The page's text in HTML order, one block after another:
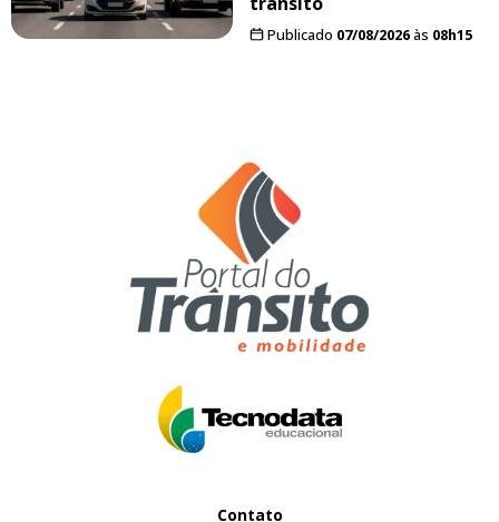
Publicado 07/08/2026às 08h15
Contato